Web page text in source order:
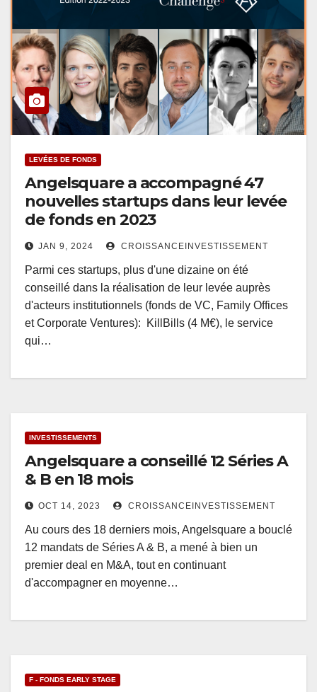
LEVÉES DE FONDS
Angelsquare a accompagné 47
nouvelles startups dans leur levée
de fonds en 2023
JAN 9, 2024 CROISSANCEINVESTISSEMENT
Parmi ces startups, plus d'une dizaine on été
conseillé dans la réalisation de leur levée auprès
d'acteurs institutionnels (fonds de VC, Family Offices
et Corporate Ventures): KillBills (4 M€), le service
qui…
INVESTISSEMENTS
Angelsquare a conseillé 12 Séries A
& B en 18 mois
OCT 14, 2023 CROISSANCEINVESTISSEMENT
Au cours des 18 derniers mois, Angelsquare a bouclé
12 mandats de Séries A & B, a mené à bien un
premier deal en M&A, tout en continuant
d'accompagner en moyenne…
F - FONDS EARLY STAGE